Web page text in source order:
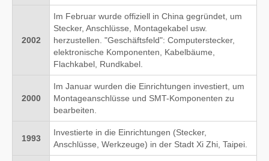
2002
Im Februar wurde offiziell in China gegründet, um
Stecker, Anschlüsse, Montagekabel usw.
herzustellen. "Geschäftsfeld": Computerstecker,
elektronische Komponenten, Kabelbäume,
Flachkabel, Rundkabel.
2000
Im Januar wurden die Einrichtungen investiert, um
Montageanschlüsse und SMT-Komponenten zu
bearbeiten.
1993
Investierte in die Einrichtungen (Stecker,
Anschlüsse, Werkzeuge) in der Stadt Xi Zhi, Taipei.